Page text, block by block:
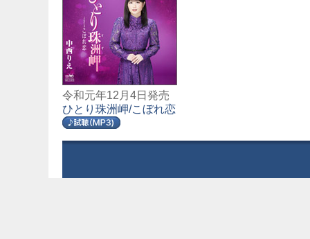
令和元年12月4日発売
ひとり珠洲岬/こぼれ恋